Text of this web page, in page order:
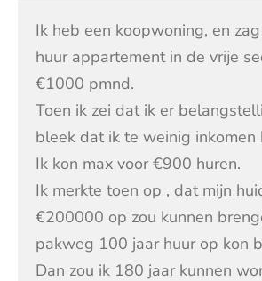
Ik heb een koopwoning, en
huur appartement in de vrije
€1000 pmnd.
Toen ik zei dat ik er
bleek dat ik te weinig inkomen
Ik kon max voor €900 huren.
Ik merkte toen op , dat mijn
€200000 op zou kunnen
pakweg 100 jaar huur op kon
Dan zou ik 180 jaar kunnen